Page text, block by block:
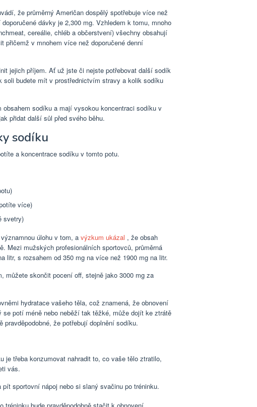
že průměrný Američan dospělý spotřebuje více než
dávky je 2,300 mg. Vzhledem k tomu, mnoho
cereálie, chléb a občerstvení) všechny obsahují
v mnohem více než doporučené denní
jejich příjem. Ať už jste či nejste potřebovat další sodík
soli budete mít v prostřednictvím stravy a kolik sodíku
sodíku a mají vysokou koncentraci sodíku v
přidat další sůl před svého běhu.
sodíku
a koncentrace sodíku v tomto potu.
více)
svetry)
úlohu v tom, a výzkum ukázal , že obsah
Mezi mužských profesionálních sportovců, průměrná
litr, s rozsahem od 350 mg na více než 1900 mg na litr.
skončit pocení off, stejně jako 3000 mg za
hydratace vašeho těla, což znamená, že obnovení
potí méně nebo neběží tak těžké, může dojít ke ztrátě
že potřebují doplnění sodíku.
třeba konzumovat nahradit to, co vaše tělo ztratilo,
vás.
sportovní nápoj nebo si slaný svačinu po tréninku.